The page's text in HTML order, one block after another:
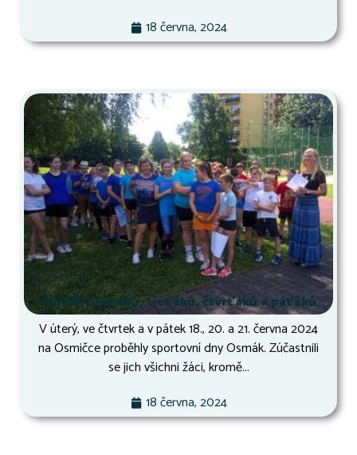
18 června, 2024
Osmák druháků, třeťáků, čtvrťáků a páťáků
V úterý, ve čtvrtek a v pátek 18., 20. a 21. června 2024
na Osmičce proběhly sportovní dny Osmák. Zúčastnili
se jich všichni žáci, kromě...
18 června, 2024